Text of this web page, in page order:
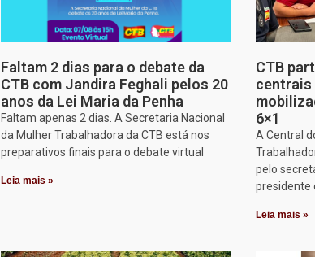
Faltam 2 dias para o debate da
CTB com Jandira Feghali pelos 20
anos da Lei Maria da Penha
Faltam apenas 2 dias. A Secretaria Nacional
da Mulher Trabalhadora da CTB está nos
preparativos finais para o debate virtual
Leia mais »
CTB
centrais
6×1
A Central
pelo
presidente
Leia mais »